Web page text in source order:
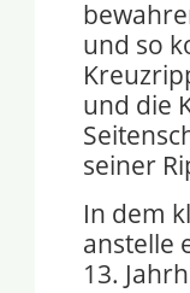
und so
und die
seiner
In dem
anstelle
13.